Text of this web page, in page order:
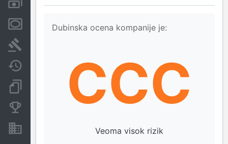
Menice i zaloge
Javne nabavke
Dokumenti i objave
Nekretnine i imovina
Dubinska ocena kompanije je:
CCC
Veoma visok rizik